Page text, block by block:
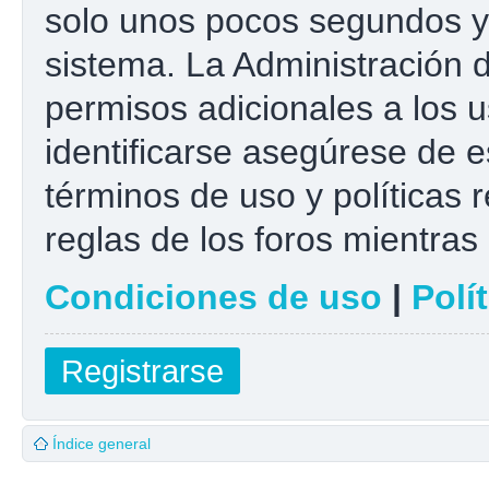
solo unos pocos segundos
sistema. La Administración
permisos adicionales a los
identificarse asegúrese de
términos de uso y políticas
reglas de los foros
Condiciones de uso |
Registrarse
Índice general